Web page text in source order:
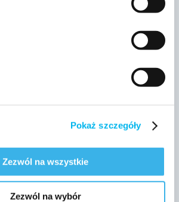
Pokaż szczegóły
Zezwól na wszystkie
Zezwól na wybór
+13 pp
+8 pp
po kampanii
ACRA. Ilustracja poglądowa.